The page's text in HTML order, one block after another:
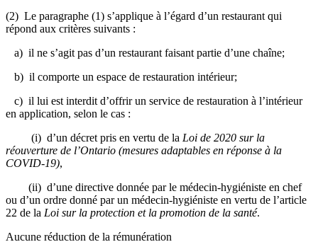
(2) Le paragraphe (1) s’applique à l’égard d’un restaurant qui
répond aux critères suivants :
a) il ne s’agit pas d’un restaurant faisant partie d’une chaîne;
b) il comporte un espace de restauration intérieur;
c) il lui est interdit d’offrir un service de restauration à l’intérieur
en application, selon le cas :
(i) d’un décret pris en vertu de la Loi de 2020 sur la
réouverture de l’Ontario (mesures adaptables en réponse à la
COVID-19),
(ii) d’une directive donnée par le médecin-hygiéniste en chef
ou d’un ordre donné par un médecin-hygiéniste en vertu de l’article
22 de la Loi sur la protection et la promotion de la santé.
Aucune réduction de la rémunération